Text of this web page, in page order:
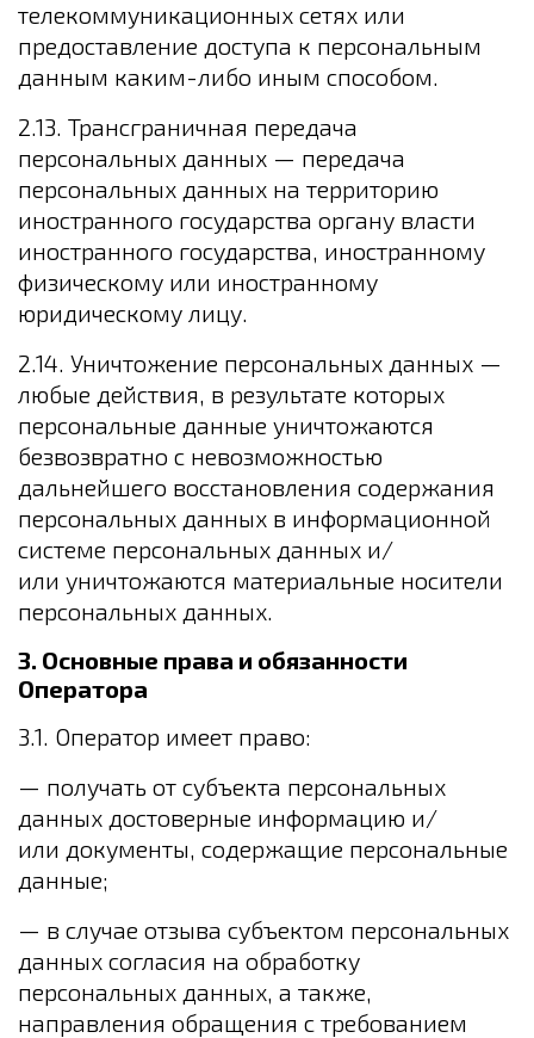
телекоммуникационных сетях или
предоставление доступа к персональным
данным каким-либо иным способом.
2.13. Трансграничная передача
персональных данных — передача
персональных данных на территорию
иностранного государства органу власти
иностранного государства, иностранному
физическому или иностранному
юридическому лицу.
2.14. Уничтожение персональных данных —
любые действия, в результате которых
персональные данные уничтожаются
безвозвратно с невозможностью
дальнейшего восстановления содержания
персональных данных в информационной
системе персональных данных и/
или уничтожаются материальные носители
персональных данных.
3. Основные права и обязанности
Оператора
3.1. Оператор имеет право:
— получать от субъекта персональных
данных достоверные информацию и/
или документы, содержащие персональные
данные;
— в случае отзыва субъектом персональных
данных согласия на обработку
персональных данных, а также,
направления обращения с требованием